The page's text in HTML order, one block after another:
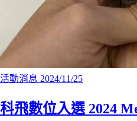
活動消息 2024/11/25
科飛數位入選 2024